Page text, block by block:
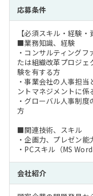
応募条件
【必須スキル・経験・
■業務知識、経験
・コンサルティング
たは組織改革プロジェ
験を有する方
・事業会社の人事担
ントマネジメントに
・グローバル人事制
方
■関連技術、スキル
・企画力、プレゼン能
・PCスキル（MS
会社紹介